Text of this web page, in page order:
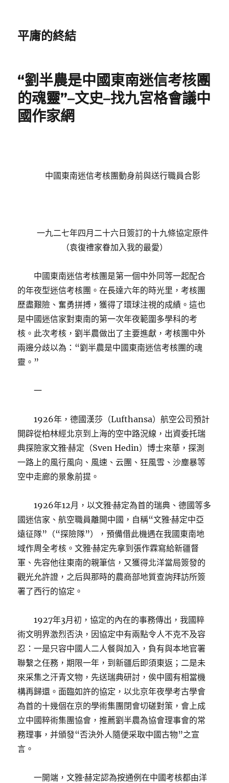
平庸的終結
“劉半農是中國東南迷信考核團
的魂靈”–文史–找九宮格會議中
國作家網
中國東南迷信考核團動身前與送行職員合影
一九二七年四月二十六日簽訂的十九條協定原件
（袁復禮家眷加入我的最愛）
中國東南迷信考核團是第一個中外同等一起配合
的年夜型迷信考核團。在長達六年的時光里，考核團
歷盡艱險、奮勇拼搏，獲得了環球注視的成績。這也
是中國迷信家對東南的第一次年夜範圍多學科的考
核。此次考核，劉半農做出了主要進獻，考核團中外
兩邊分歧以為：“劉半農是中國東南迷信考核團的魂
靈。”
一
1926年，德國漢莎（Lufthansa）航空公司預計
開辟從柏林經北京到上海的空中路況線，出資委托瑞
典探險家文雅·赫定（Sven Hedin）博士來華，探測
一路上的風行風向、風速、云團、狂風雪、沙塵暴等
空中走廊的景象前提。
1926年12月，以文雅·赫定為首的瑞典、德國等多
國迷信家、航空職員離開中國，自稱“文雅·赫定中亞
遠征隊”（“探險隊”），預備借此機遇在我國東南地
域作周全考核。文雅·赫定先拿到張作霖寫給新疆督
軍、先容他往東南的親筆信，又獲得北洋當局簽發的
觀光允許證，之后與那時的農商部地質查詢拜訪所簽
署了西行的協定。
1927年3月初，協定的內在的事務傳出，我國粹
術文明界激烈否決，因協定中有兩點令人不克不及容
忍：一是只容中國人二人餐與加入，負有與本地官署
聯繫之任務，期限一年，到新疆后即須東返；二是未
來采集之汗青文物，先送瑞典研討，俟中國有相當機
構再歸還。面臨如許的協定，以北京年夜學考古學會
為首的十幾個在京的學術集團閉會切磋對策，會上成
立中國粹術集團協會，推薦劉半農為協會理事會的常
務理事，并頒發“否決外人隨便采取中國古物”之宣
言。
一開端，文雅·赫定認為按通例在中國考核都由洋